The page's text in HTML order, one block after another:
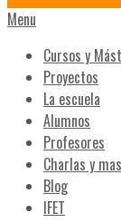
Menu
Cursos y
Proyectos
La escuela
Alumnos
Profesores
Charlas y
Blog
IFET